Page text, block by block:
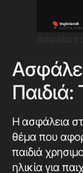
Παιδιά:
Η ασφάλεια
θέμα που
παιδιά
ηλικία για